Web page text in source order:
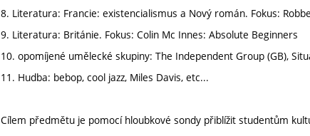
8. Literatura: Francie: existencialismus a Nový román. Fokus:
9. Literatura: Británie. Fokus: Colin Mc Innes: Absolute Beginners
10. opomíjené umělecké skupiny: The Independent Group (GB),
11. Hudba: bebop, cool jazz, Miles Davis, etc...
Cílem předmětu je pomocí hloubkové sondy přiblížit studentům